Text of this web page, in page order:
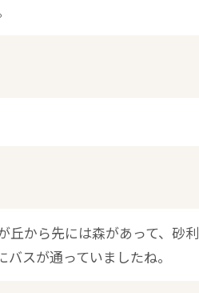
丘から先には森があって、砂利
スが通っていましたね。